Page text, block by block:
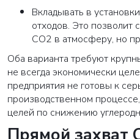
Вкладывать в
отходов. Это позволит
CO2 в атмосферу, но
Оба варианта требуют
не всегда экономически
предприятия не готовы к
производственном
целей по снижению